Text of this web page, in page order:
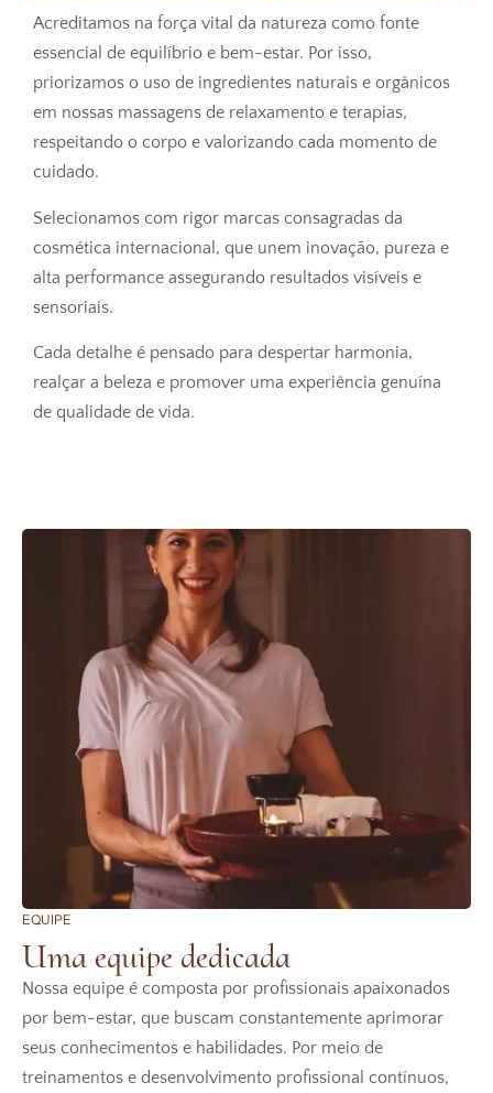
Acreditamos na força vital da natureza como fonte
essencial de equilíbrio e bem-estar. Por isso,
priorizamos o uso de ingredientes naturais e orgânicos
em nossas massagens de relaxamento e terapias,
respeitando o corpo e valorizando cada momento de
cuidado.
Selecionamos com rigor marcas consagradas da
cosmética internacional, que unem inovação, pureza e
alta performance assegurando resultados visíveis e
sensoriais.
Cada detalhe é pensado para despertar harmonia,
realçar a beleza e promover uma experiência genuína
de qualidade de vida.
EQUIPE
Uma equipe dedicada
Nossa equipe é composta por profissionais apaixonados
por bem-estar, que buscam constantemente aprimorar
seus conhecimentos e habilidades. Por meio de
treinamentos e desenvolvimento profissional contínuos,